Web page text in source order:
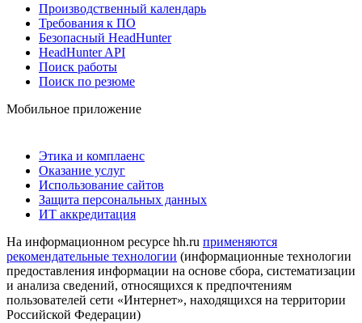
Производственный календарь
Требования к ПО
Безопасный HeadHunter
HeadHunter API
Поиск работы
Поиск по резюме
Мобильное приложение
Этика и комплаенс
Оказание услуг
Использование сайтов
Защита персональных данных
ИТ аккредитация
На информационном ресурсе hh.ru применяются
рекомендательные технологии (информационные технологии
предоставления информации на основе сбора, систематизации
и анализа сведений, относящихся к предпочтениям
пользователей сети «Интернет», находящихся на территории
Российской Федерации)